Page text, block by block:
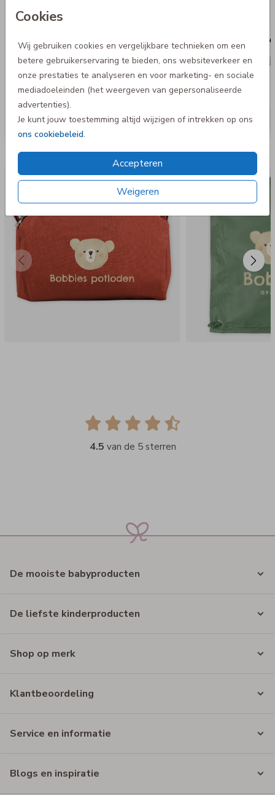
Cookies
Wij gebruiken cookies en vergelijkbare technieken om een
betere gebruikerservaring te bieden, ons websiteverkeer en
onze prestaties te analyseren en voor marketing- en sociale
mediadoeleinden (het weergeven van gepersonaliseerde
advertenties).
Je kunt jouw toestemming altijd wijzigen of intrekken op ons
ons cookiebeleid.
Accepteren
Weigeren
Nog meer in deze stijl
4.5 van de 5 sterren
De mooiste babyproducten
De liefste kinderproducten
Shop op merk
Klantbeoordeling
Service en informatie
Blogs en inspiratie